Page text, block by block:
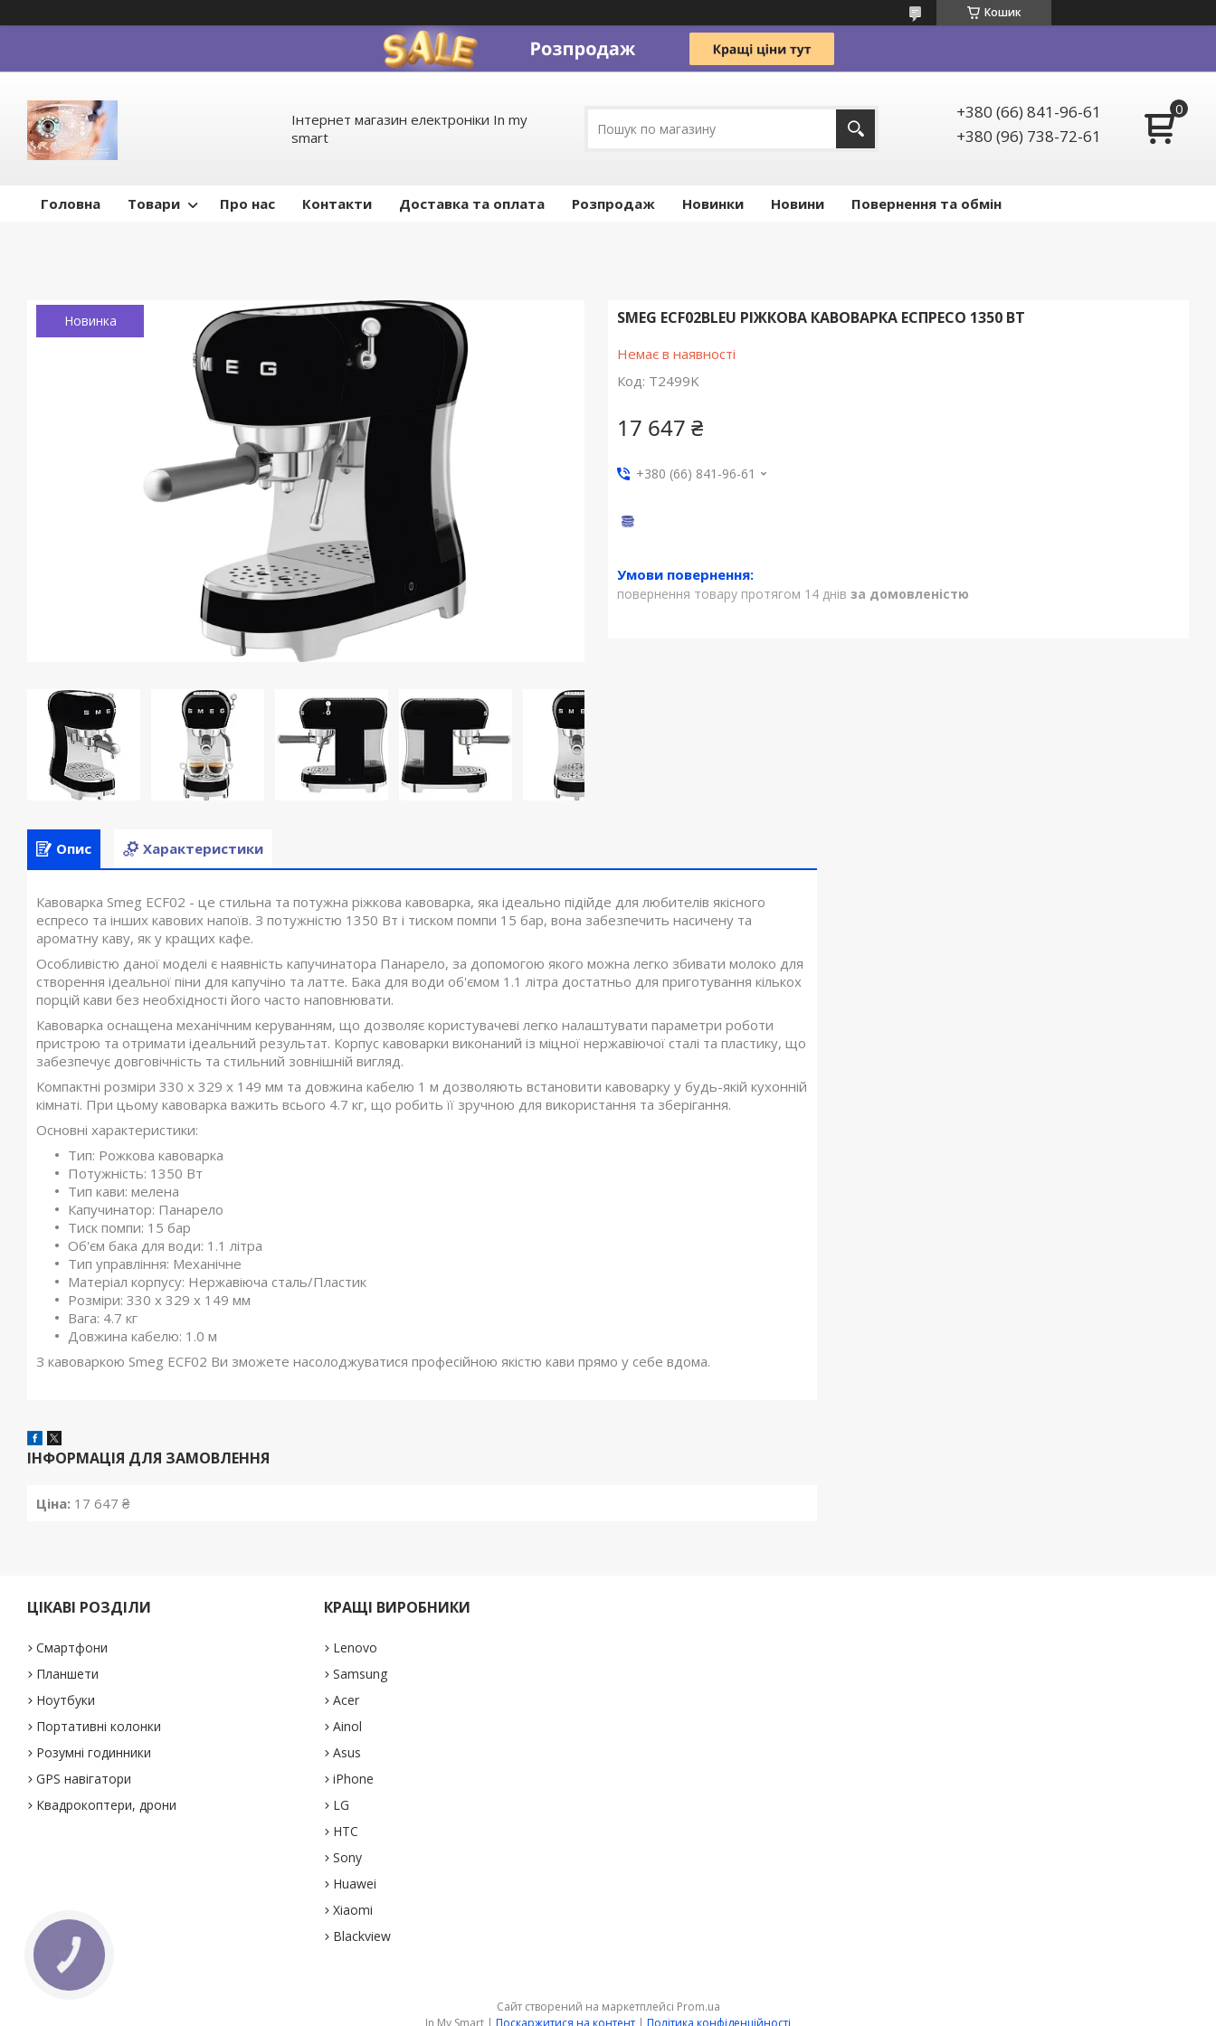
Кошик
Інтернет магазин електроніки In my
smart
+380 (66) 841-96-61
+380 (96) 738-72-61
Головна Товари Про нас Контакти Доставка та оплата Pозпродаж Новинки Новини Повернення та обмін
Новинка SMEG ECF02BLEU РІЖКОВА КАВОВАРКА ЕСПРЕСО 1350 ВТ
Немає в наявності
Код: T2499K
17 647 ₴
+380 (66) 841-96-61
повернення товару протягом 14 днів за домовленістю
Опис Характеристики
Кавоварка Smeg ECF02 - це стильна та потужна ріжкова кавоварка, яка ідеально підійде для любителів якісного
еспресо та інших кавових напоїв. З потужністю 1350 Вт і тиском помпи 15 бар, вона забезпечить насичену та
ароматну каву, як у кращих кафе.
Особливістю даної моделі є наявність капучинатора Панарело, за допомогою якого можна легко збивати молоко для
створення ідеальної піни для капучіно та латте. Бака для води об'ємом 1.1 літра достатньо для приготування кількох
порцій кави без необхідності його часто наповнювати.
Кавоварка оснащена механічним керуванням, що дозволяє користувачеві легко налаштувати параметри роботи
пристрою та отримати ідеальний результат. Корпус кавоварки виконаний із міцної нержавіючої сталі та пластику, що
забезпечує довговічність та стильний зовнішній вигляд.
Компактні розміри 330 x 329 x 149 мм та довжина кабелю 1 м дозволяють встановити кавоварку у будь-якій кухонній
кімнаті. При цьому кавоварка важить всього 4.7 кг, що робить її зручною для використання та зберігання.
Основні характеристики:
Тип: Рожкова кавоварка
Потужність: 1350 Вт
Тип кави: мелена
Капучинатор: Панарело
Тиск помпи: 15 бар
Об'єм бака для води: 1.1 літра
Тип управління: Механічне
Матеріал корпусу: Нержавіюча сталь/Пластик
Розміри: 330 x 329 x 149 мм
Вага: 4.7 кг
Довжина кабелю: 1.0 м
З кавоваркою Smeg ECF02 Ви зможете насолоджуватися професійною якістю кави прямо у себе вдома.
ІНФОРМАЦІЯ ДЛЯ ЗАМОВЛЕННЯ
Ціна: 17 647 ₴
ЦІКАВІ РОЗДІЛИ
Смартфони
Планшети
Ноутбуки
Портативні колонки
Розумні годинники
GPS навігатори
Квадрокоптери, дрони
КРАЩІ ВИРОБНИКИ
Lenovo
Samsung
Acer
Ainol
Asus
iPhone
LG
HTC
Sony
Huawei
Xiaomi
Blackview
Сайт створений на маркетплейсі Prom.ua
In My Smart | Поскаржитися на контент | Політика конфіденційності
КНОПКА
ЗВ'ЯЗКУ